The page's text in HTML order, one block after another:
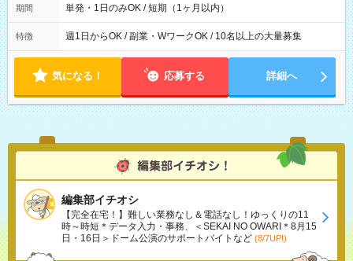
期間 単発・1日のみOK / 短期（1ヶ月以内）
特徴 週1日からOK / 副業・WワークOK / 10名以上の大量募集
気になる！ 応募する 詳細へ
編集部イチオシ
【完全在宅！】難しい業務なし＆電話なし！ゆっくりの11
時～時短＊データ入力・事務、＜SEKAI NO OWARI＊8月15
日・16日＞ドーム公演のサポートバイトなど (8/7UP!)